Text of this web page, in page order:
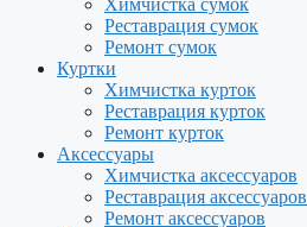
Химчистка сумок
Реставрация сумок
Ремонт сумок
Куртки
Химчистка курток
Реставрация курток
Ремонт курток
Аксессуары
Химчистка аксессуаров
Реставрация аксессуаров
Ремонт аксессуаров